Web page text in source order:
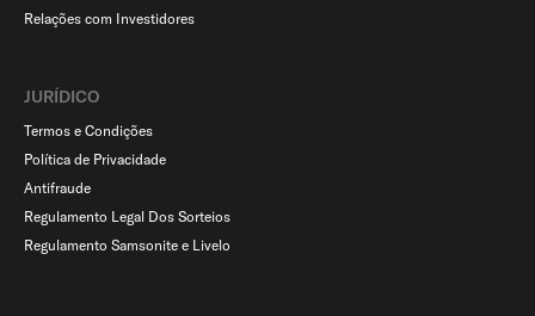
Relações com Investidores
JURÍDICO
Termos e Condições
Política de Privacidade
Antifraude
Regulamento Legal Dos Sorteios
Regulamento Samsonite e Livelo